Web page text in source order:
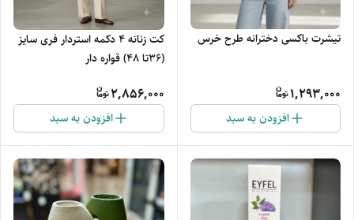
تیشرت باکسی دخترانه طرح خرس
1,293,000
افزودن به سبد
کت زنانه 4 دکمه استردار فری سایز
(36تا 48) قواره دار
2,856,000
افزودن به سبد